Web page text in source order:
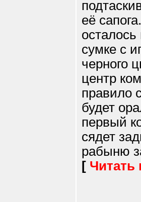
её
сумке с
черного
центр
правило
будет
первый
сядет
рабыню
[ Читать